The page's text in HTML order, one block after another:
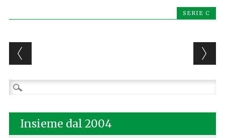
SERIE C
Post navigation
Ricerca
per:
Insieme dal 2004